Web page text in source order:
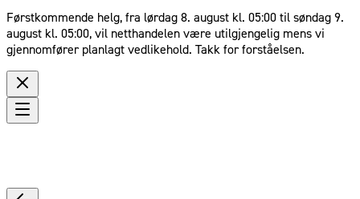
Førstkommende helg, fra lørdag 8. august kl. 05:00 til søndag 9.
august kl. 05:00, vil netthandelen være utilgjengelig mens vi
gjennomfører planlagt vedlikehold. Takk for forståelsen.